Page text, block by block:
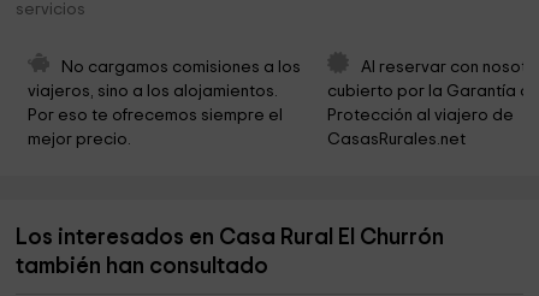
Ermita de la Virgen de la Collada
Centro de Interpretación de los Glaciares
Iglesia de San Esteban (s XVII)
Campo Futbol Sabiñanigo 4,4 km
Ermita de San Julián de Asprilla
servicios
No cargamos comisiones a los
viajeros, sino a los alojamientos.
Por eso te ofrecemos siempre el
mejor precio.
Al reservar con
cubierto por la Garantía
Protección al viajero de
CasasRurales.net
Los interesados en Casa Rural El Churrón
también han consultado